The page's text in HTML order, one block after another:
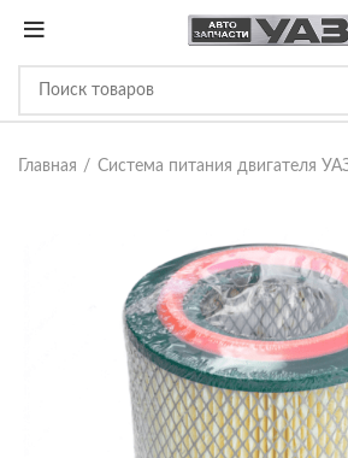
Главная Система питания двигателя